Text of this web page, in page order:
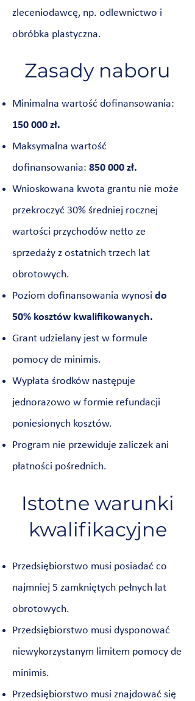
zleceniodawcę, np. odlewnictwo i
obróbka plastyczna.
Zasady naboru
Minimalna wartość dofinansowania:
150 000 zł.
Maksymalna wartość
dofinansowania: 850 000 zł.
Wnioskowana kwota grantu nie może
przekroczyć 30% średniej rocznej
wartości przychodów netto ze
sprzedaży z ostatnich trzech lat
obrotowych.
Poziom dofinansowania wynosi do
50% kosztów kwalifikowanych.
Grant udzielany jest w formule
pomocy de minimis.
Wypłata środków następuje
jednorazowo w formie refundacji
poniesionych kosztów.
Program nie przewiduje zaliczek ani
płatności pośrednich.
Istotne warunki
kwalifikacyjne
Przedsiębiorstwo musi posiadać co
najmniej 5 zamkniętych pełnych lat
obrotowych.
Przedsiębiorstwo musi dysponować
niewykorzystanym limitem pomocy de
minimis.
Przedsiębiorstwo musi znajdować się